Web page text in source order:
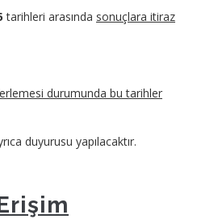
tarihleri arasında sonuçlara itiraz
durumunda bu tarihler
duyurusu yapılacaktır.